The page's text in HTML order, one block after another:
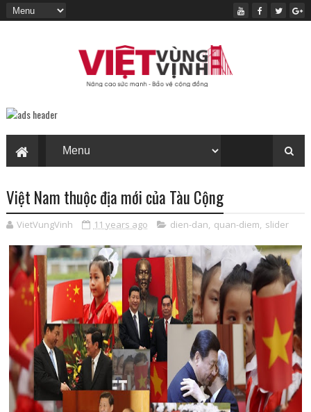
Việt Nam thuộc địa mới của Tàu Cộng
VietVungVinh 11 years ago dien-dan, quan-diem, slider